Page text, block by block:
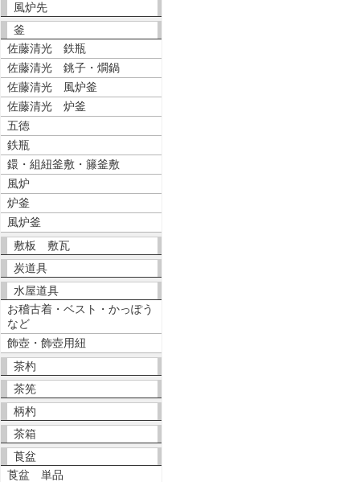
風炉先
釜
佐藤清光 鉄瓶
佐藤清光 銚子・燗鍋
佐藤清光 風炉釜
佐藤清光 炉釜
五徳
鉄瓶
鐶・組紐釜敷・籐釜敷
風炉
炉釜
風炉釜
敷板 敷瓦
炭道具
水屋道具
お稽古着・ベスト・かっぽう
など
飾壺・飾壺用紐
茶杓
茶筅
柄杓
茶箱
莨盆
莨盆 単品